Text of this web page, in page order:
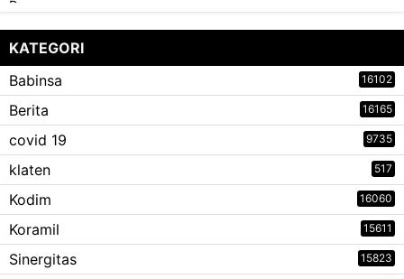
KATEGORI
Babinsa
16102
Berita 16165
covid 19 9735
klaten 517
Kodim 16060
Koramil 15611
Sinergitas 15823